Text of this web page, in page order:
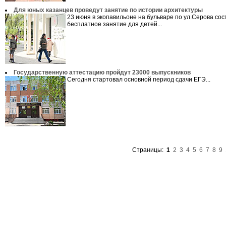
Для юных казанцев проведут занятие по истории архитектуры
23 июня в экопавильоне на бульваре по ул.Серова
бесплатное занятие для детей...
Государственную аттестацию пройдут 23000 выпускников
Сегодня стартовал основной период сдачи ЕГЭ...
Страницы: 1 2 3 4 5 6 7 8 9